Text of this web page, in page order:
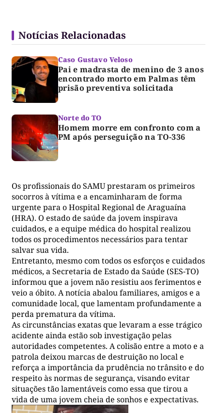
Notícias Relacionadas
Caso Gustavo Veloso
Pai e madrasta de menino de 3 anos
encontrado morto em Palmas têm
prisão preventiva solicitada
Norte do TO
Homem morre em confronto com a
PM após perseguição na TO-336
Os profissionais do SAMU prestaram os primeiros
socorros à vítima e a encaminharam de forma
urgente para o Hospital Regional de Araguaína
(HRA). O estado de saúde da jovem inspirava
cuidados, e a equipe médica do hospital realizou
todos os procedimentos necessários para tentar
salvar sua vida.
Entretanto, mesmo com todos os esforços e cuidados
médicos, a Secretaria de Estado da Saúde (SES-TO)
informou que a jovem não resistiu aos ferimentos e
veio a óbito. A notícia abalou familiares, amigos e a
comunidade local, que lamentam profundamente a
perda prematura da vítima.
As circunstâncias exatas que levaram a esse trágico
acidente ainda estão sob investigação pelas
autoridades competentes. A colisão entre a moto e a
patrola deixou marcas de destruição no local e
reforça a importância da prudência no trânsito e do
respeito às normas de segurança, visando evitar
situações tão lamentáveis como essa que tirou a
vida de uma jovem cheia de sonhos e expectativas.